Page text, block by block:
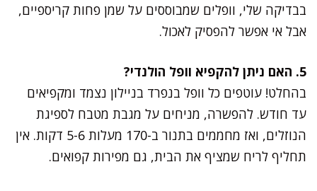
בבדיקה שלי, וופלים שמבוססים על שמן פחות קריספיים,
אבל אי אפשר להפסיק לאכול.
5. האם ניתן להקפיא וופל הולנדי?
בהחלט! עוטפים כל וופל בנפרד בניילון נצמד ומקפיאים
עד חודש. להפשרה, מניחים על מגבת מטבח לספיגת
הנוזלים, ואז מחממים בתנור ב-170 מעלות 5-6 דקות. אין
תחליף לריח שמציף את הבית, גם מפירות קפואים.